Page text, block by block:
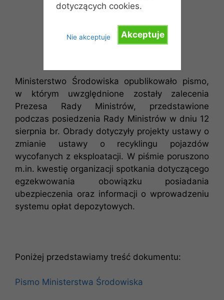
dotyczących cookies.
Akceptuje
Nie akceptuje
Ministerstwo Środowiska opublikowało pismo,
w którym uwzględnione zostały zalecenia
Prezesa Rady Ministrów, przedstawione
podczas posiedzenia Rady Ministrów w dniu 12
sierpnia br. Obrady dotyczyły projekty ustawy o
zmianie ustawy o recyklingu pojazdów
wycofanych z eksploatacji. W piśmie poruszono
m.in. kwestię organizacji spotkania dotyczącego
egzekwowania obowiązku posiadania
ubezpieczenia oraz informacji o wprowadzeniu
systemu opłat depozytowych.
Poniżej przedstawiamy treść dokumentu:
Pismo Ministerstwa Środowiska